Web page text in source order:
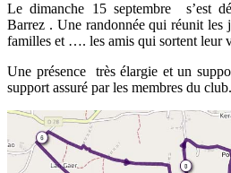
Le dimanche 15 septembre s’est
Barrez . Une randonnée qui réunit les
familles et …. les amis qui sortent leur
Une présence très élargie et un
support assuré par les membres du club.